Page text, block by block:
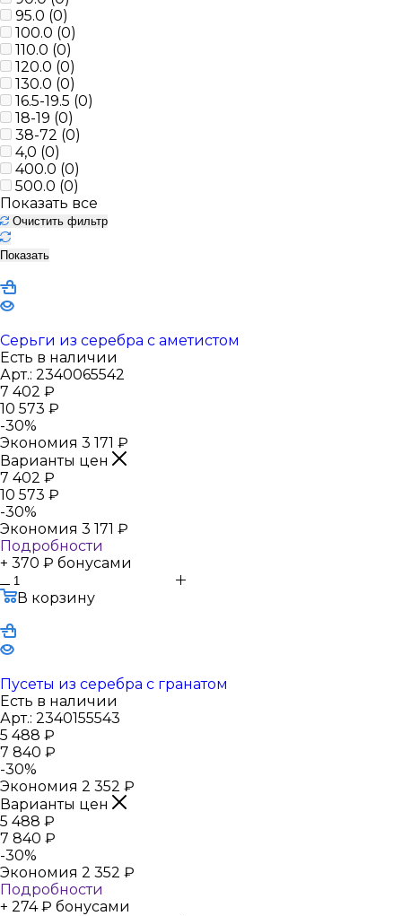
95.0 (0)
100.0 (0)
110.0 (0)
120.0 (0)
130.0 (0)
16.5-19.5 (0)
18-19 (0)
38-72 (0)
4,0 (0)
400.0 (0)
500.0 (0)
Показать все
Очистить фильтр
Показать
Серьги из серебра с аметистом
Есть в наличии
Арт.: 2340065542
7 402 ₽
10 573 ₽
-30%
Экономия 3 171 ₽
Варианты цен
7 402 ₽
10 573 ₽
-30%
Экономия 3 171 ₽
Подробности
+ 370 ₽ бонусами
В корзину
Пусеты из серебра с гранатом
Есть в наличии
Арт.: 2340155543
5 488 ₽
7 840 ₽
-30%
Экономия 2 352 ₽
Варианты цен
5 488 ₽
7 840 ₽
-30%
Экономия 2 352 ₽
Подробности
+ 274 ₽ бонусами